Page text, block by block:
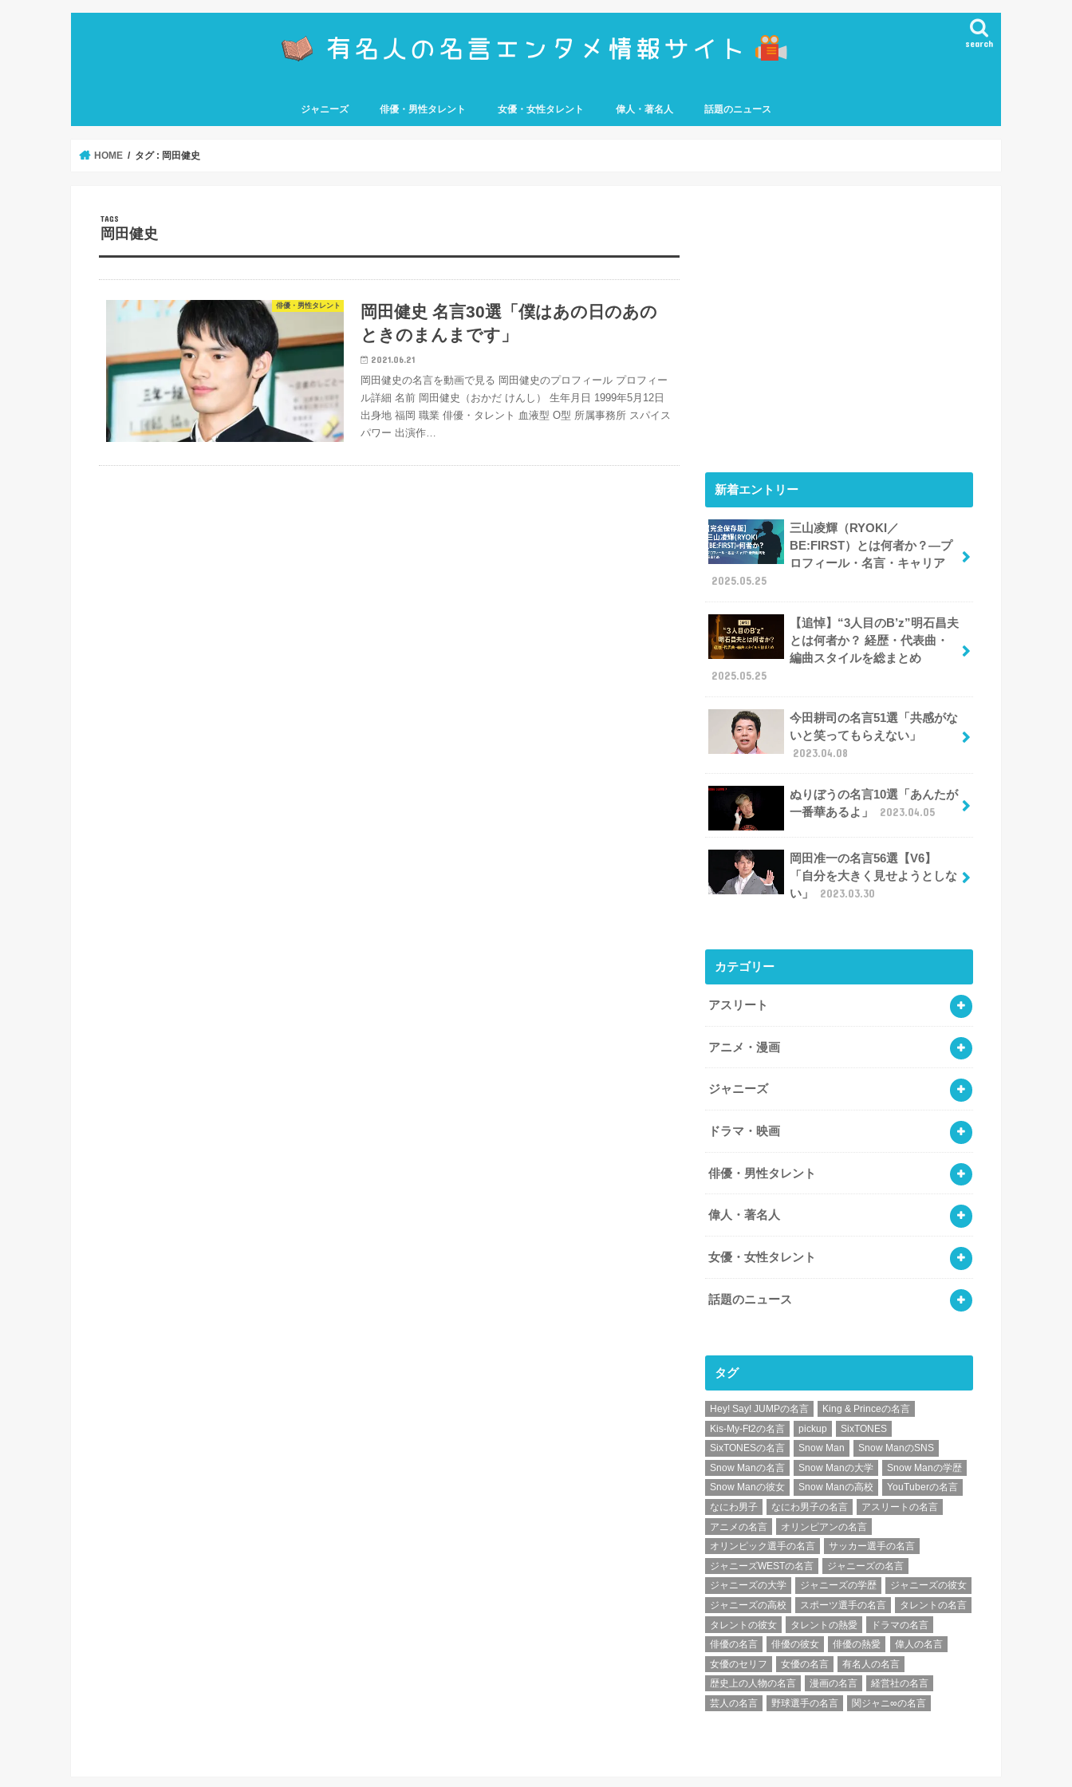
search
ジャニーズ 俳優・男性タレント 女優・女性タレント 偉人・著名人 話題のニュース
HOME タグ : 岡田健史
岡田健史
俳優・男性タレント
岡田健史 名言30選「僕はあの日のあの
ときのまんまです」
2021.06.21
岡田健史の名言を動画で見る 岡田健史のプロフィール プロフィー
ル詳細 名前 岡田健史（おかだ けんし） 生年月日 1999年5月12日
出身地 福岡 職業 俳優・タレント 血液型 O型 所属事務所 スパイス
パワー 出演作…
新着エントリー
三山凌輝（RYOKI／
BE:FIRST）とは何者か？―プ
ロフィール・名言・キャリア
2025.05.25
【追悼】“3人目のB’z”明石昌夫
とは何者か？ 経歴・代表曲・
編曲スタイルを総まとめ
2025.05.25
今田耕司の名言51選「共感がな
いと笑ってもらえない」
2023.04.08
ぬりぼうの名言10選「あんたが
一番華あるよ」
2023.04.05
岡田准一の名言56選【V6】
「自分を大きく見せようとしな
い」
2023.03.30
カテゴリー
アスリート
アニメ・漫画
ジャニーズ
ドラマ・映画
俳優・男性タレント
偉人・著名人
女優・女性タレント
話題のニュース
タグ
Hey! Say! JUMPの名言
King & Princeの名言
Kis-My-Ft2の名言
pickup
SixTONES
SixTONESの名言
Snow Man
Snow ManのSNS
Snow Manの名言
Snow Manの大学
Snow Manの学歴
Snow Manの彼女
Snow Manの高校
YouTuberの名言
なにわ男子
なにわ男子の名言
アスリートの名言
アニメの名言
オリンピアンの名言
オリンピック選手の名言
サッカー選手の名言
ジャニーズWESTの名言
ジャニーズの名言
ジャニーズの大学
ジャニーズの学歴
ジャニーズの彼女
ジャニーズの高校
スポーツ選手の名言
タレントの名言
タレントの彼女
タレントの熱愛
ドラマの名言
俳優の名言
俳優の彼女 俳優の熱愛
偉人の名言
女優のセリフ
女優の名言
有名人の名言
歴史上の人物の名言
漫画の名言
経営社の名言
芸人の名言
野球選手の名言 関ジャニ∞の名言